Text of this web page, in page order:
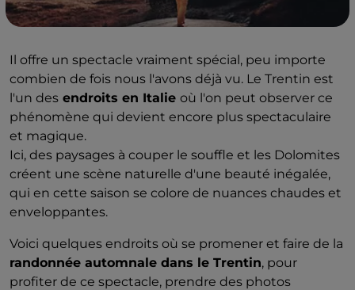
Il offre un spectacle vraiment spécial, peu importe
combien de fois nous l'avons déjà vu. Le Trentin est
l'un des endroits en Italie où l'on peut observer ce
phénomène qui devient encore plus spectaculaire
et magique.
Ici, des paysages à couper le souffle et les Dolomites
créent une scène naturelle d'une beauté inégalée,
qui en cette saison se colore de nuances chaudes et
enveloppantes.
Voici quelques endroits où se promener et faire de la
randonnée automnale dans le Trentin, pour
profiter de ce spectacle, prendre des photos